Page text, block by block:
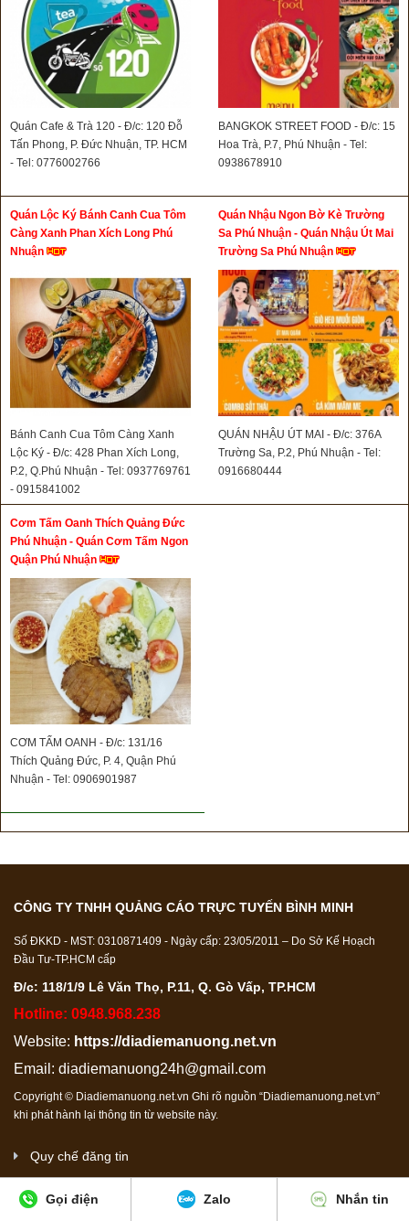
Quán Cafe & Trà 120 - Đ/c: 120 Đỗ
Tấn Phong, P. Đức Nhuận, TP. HCM
- Tel: 0776002766
BANGKOK STREET FOOD - Đ/c: 15
Hoa Trà, P.7, Phú Nhuận - Tel:
0938678910
Quán Lộc Ký Bánh Canh Cua Tôm
Càng Xanh Phan Xích Long Phú
Nhuận
Bánh Canh Cua Tôm Càng Xanh
Lộc Ký - Đ/c: 428 Phan Xích Long,
P.2, Q.Phú Nhuận - Tel: 0937769761
- 0915841002
Quán Nhậu Ngon Bờ Kè Trường
Sa Phú Nhuận - Quán Nhậu Út Mai
Trường Sa Phú Nhuận
QUÁN NHẬU ÚT MAI - Đ/c: 376A
Trường Sa, P.2, Phú Nhuận - Tel:
0916680444
Cơm Tấm Oanh Thích Quảng Đức
Phú Nhuận - Quán Cơm Tấm Ngon
Quận Phú Nhuận
CƠM TẤM OANH - Đ/c: 131/16
Thích Quảng Đức, P. 4, Quận Phú
Nhuận - Tel: 0906901987
Gọi điện Zalo Nhắn tin
CÔNG TY TNHH QUẢNG CÁO TRỰC TUYẾN BÌNH MINH
Số ĐKKD - MST: 0310871409 - Ngày cấp: 23/05/2011 – Do Sở Kế Hoạch
Đầu Tư-TP.HCM cấp
Đ/c: 118/1/9 Lê Văn Thọ, P.11, Q. Gò Vấp, TP.HCM
Hotline: 0948.968.238
Website: https://diadiemanuong.net.vn
Email: diadiemanuong24h@gmail.com
Copyright © Diadiemanuong.net.vn Ghi rõ nguồn “Diadiemanuong.net.vn”
khi phát hành lại thông tin từ website này.
Quy chế đăng tin
VietBrilliant Labs